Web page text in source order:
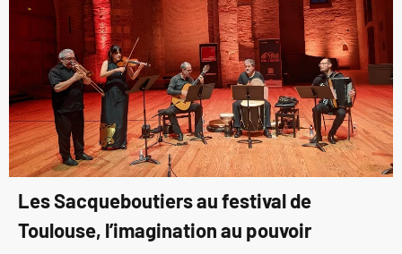
Les Sacqueboutiers au festival de
Toulouse, l’imagination au pouvoir